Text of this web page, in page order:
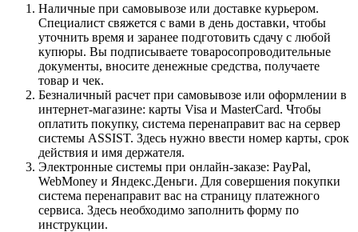
Наличные при самовывозе или доставке курьером.
Специалист свяжется с вами в день доставки, чтобы
уточнить время и заранее подготовить сдачу с любой
купюры. Вы подписываете товаросопроводительные
документы, вносите денежные средства, получаете
товар и чек.
Безналичный расчет при самовывозе или оформлении в
интернет-магазине: карты Visa и MasterCard. Чтобы
оплатить покупку, система перенаправит вас на сервер
системы ASSIST. Здесь нужно ввести номер карты, срок
действия и имя держателя.
Электронные системы при онлайн-заказе: PayPal,
WebMoney и Яндекс.Деньги. Для совершения покупки
система перенаправит вас на страницу платежного
сервиса. Здесь необходимо заполнить форму по
инструкции.